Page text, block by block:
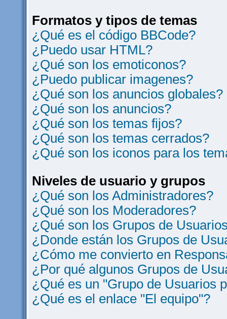
Formatos y tipos de temas
¿Qué es el código BBCode?
¿Puedo usar HTML?
¿Qué son los emoticonos?
¿Puedo publicar imagenes?
¿Qué son los anuncios globales?
¿Qué son los anuncios?
¿Qué son los temas fijos?
¿Qué son los temas cerrados?
¿Qué son los iconos para los
Niveles de usuario y grupos
¿Qué son los Administradores?
¿Qué son los Moderadores?
¿Qué son los Grupos de
¿Donde están los Grupos de
¿Cómo me convierto en
¿Por qué algunos Grupos de
¿Qué es un "Grupo de Usuarios
¿Qué es el enlace "El equipo"?